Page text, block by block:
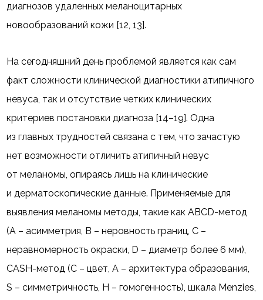
диагнозов удаленных меланоцитарных
новообразований кожи [12, 13].
На сегодняшний день проблемой является как сам
факт сложности клинической диагностики атипичного
невуса, так и отсутствие четких клинических
критериев постановки диагноза [14–19]. Одна
из главных трудностей связана с тем, что зачастую
нет возможности отличить атипичный невус
от меланомы, опираясь лишь на клинические
и дерматоскопические данные. Применяемые для
выявления меланомы методы, такие как ABCD-метод
(А – асимметрия, В – неровность границ, С –
неравномерность окраски, D – диаметр более 6 мм),
CASH-метод (C – цвет, A – архитектура образования,
S – симметричность, H – гомогенность), шкала Menzies,